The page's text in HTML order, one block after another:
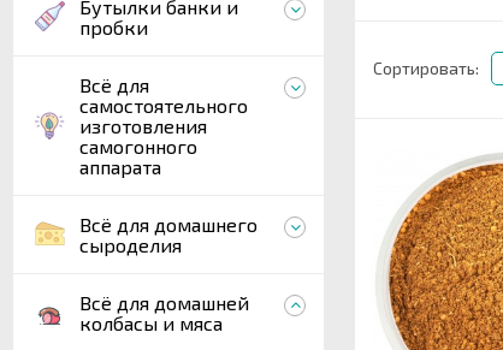
Бутылки банки и
пробки
Всё для
самостоятельного
изготовления
самогонного
аппарата
Всё для домашнего
сыроделия
Всё для домашней
колбасы и мяса
Сортировать: